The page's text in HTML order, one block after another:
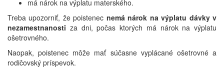
má nárok na výplatu materského.
Treba upozorniť, že poistenec nemá nárok na výplatu dávky v
nezamestnanosti za dni, počas ktorých má nárok na výplatu
ošetrovného.
Naopak, poistenec môže mať súčasne vyplácané ošetrovné a
rodičovský príspevok.